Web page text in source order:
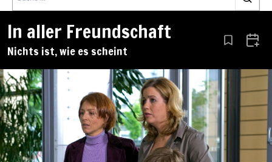
In aller Freundschaft
Nichts ist, wie es scheint Aus den